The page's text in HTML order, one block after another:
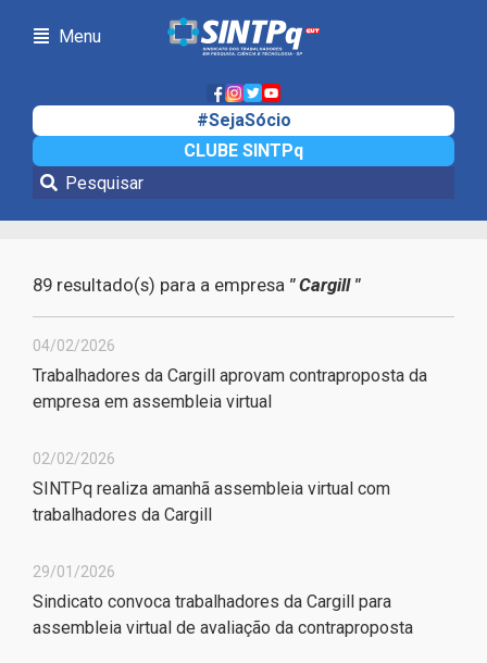
Menu
#SejaSócio
CLUBE SINTPq
Notícias da sua empresa
89 resultado(s) para a empresa " Cargill "
04/02/2026
Trabalhadores da Cargill aprovam contraproposta da
empresa em assembleia virtual
02/02/2026
SINTPq realiza amanhã assembleia virtual com
trabalhadores da Cargill
29/01/2026
Sindicato convoca trabalhadores da Cargill para
assembleia virtual de avaliação da contraproposta